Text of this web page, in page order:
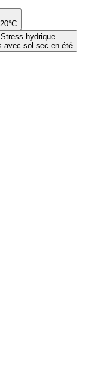
Stress hydrique
avec sol sec en été